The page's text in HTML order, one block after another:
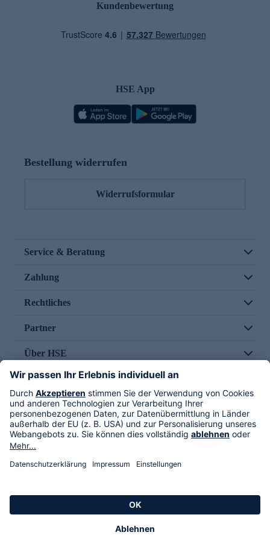
Kundenbewertung
HSE App
Bestellung widerrufen
Widerrufsformular
Service & Beratung
Zahlung
Rechtliches
Partner
Über HSE
Im TV
HSE International